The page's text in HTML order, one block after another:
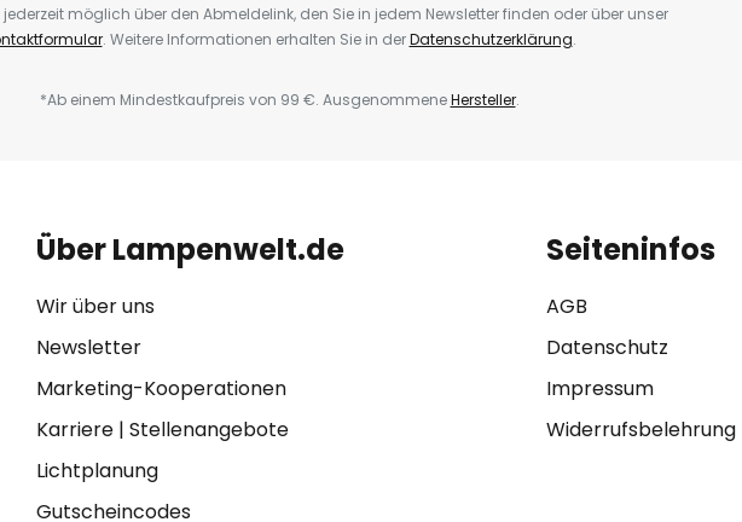
möglich über den Abmeldelink, den Sie in jedem Newsletter finden oder über unser
. Weitere Informationen erhalten Sie in derDatenschutzerklärung.
*Ab einem Mindestkaufpreis von 99 €. AusgenommeneHersteller.
Über Lampenwelt.de
Wir über uns
Newsletter
Marketing-Kooperationen
Karriere| Stellenangebote
Lichtplanung
Gutscheincodes
Seiteninfos
AGB
Datenschutz
Impressum
Widerrufsbelehrung